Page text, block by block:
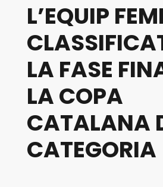
L’EQUIP
LA FASE
LA COPA
CATALANA
CATEGORIA